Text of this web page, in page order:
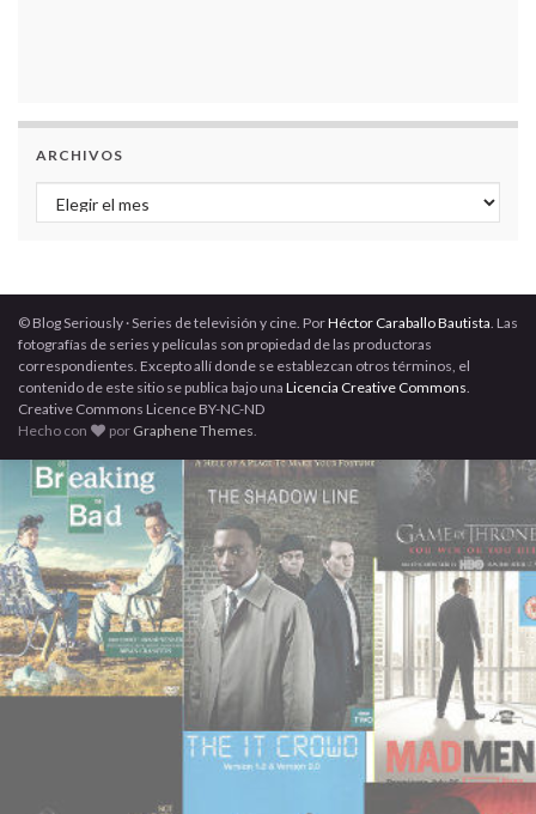
ARCHIVOS
Archivos
© Blog Seriously · Series de televisión y cine. PorHéctor Caraballo Bautista . Las
fotografías de series y películas son propiedad de las productoras
correspondientes. Excepto allí donde se establezcan otros términos, el
contenido de este sitio se publica bajo una Licencia Creative Commons
Creative Commons Licence BY-NC-ND
Hecho con
por Graphene Themes